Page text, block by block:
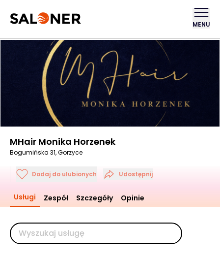
MENU
MHair Monika Horzenek
Bogumińska 31, Gorzyce
Dodaj do ulubionych Udostępnij
Usługi Zespół Szczegóły Opinie